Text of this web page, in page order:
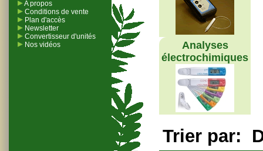
A propos
Conditions de vente
Plan d'accès
Newsletter
Convertisseur d'unités
Nos vidéos
Analyses
électrochimiques
Trier par: